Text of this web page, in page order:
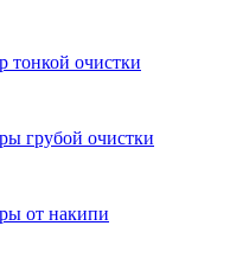
тонкой очистки
грубой очистки
от накипи